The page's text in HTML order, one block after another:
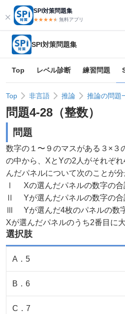
SPI対策問題集
★★★★★
★ 無料アプリ
SPI対策問題集
Top レベル診断 練習問題
Top 非言語 推論 推論の問題
問題4-28 （整数）
問題
数字の１〜９のマスがある３×３
の中から、XとYの2人がそれぞ
んだパネルについて次のことが分
Ⅰ Xの選んだパネルの数字の合
Ⅱ Yが選んだパネルの数字の合
Ⅲ Yが選んだ4枚のパネルの数字
Xが選んだパネルのうち2番目に
選択肢
A ． 5
B ． 6
C ． 7